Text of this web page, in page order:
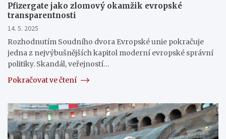
Pfizergate jako zlomový okamžik evropské
transparentnosti
14. 5. 2025
Rozhodnutím Soudního dvora Evropské unie pokračuje
jedna z nejvýbušnějších kapitol moderní evropské správní
politiky. Skandál, veřejností…
Pokračovat ve čtení